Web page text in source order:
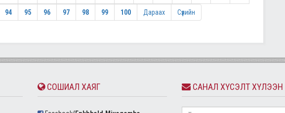
94 95 96 97 98 99 100 Дараах Сүүлийн
СОШИАЛ ХАЯГ САНАЛ ХҮСЭЛТ ХҮЛЭЭН